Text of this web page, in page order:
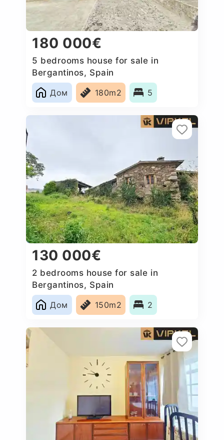
180 000€
5 bedrooms house for sale in
Bergantinos, Spain
Дом
180m2 5
130 000€
2 bedrooms house for sale in
Bergantinos, Spain
Дом
150m2 2